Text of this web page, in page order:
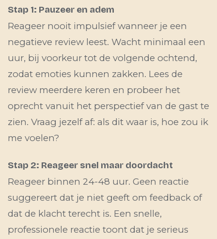
Stap 1: Pauzeer en adem
Reageer nooit impulsief wanneer je een
negatieve review leest. Wacht minimaal een
uur, bij voorkeur tot de volgende ochtend,
zodat emoties kunnen zakken. Lees de
review meerdere keren en probeer het
oprecht vanuit het perspectief van de gast te
zien. Vraag jezelf af: als dit waar is, hoe zou ik
me voelen?
Stap 2: Reageer snel maar doordacht
Reageer binnen 24-48 uur. Geen reactie
suggereert dat je niet geeft om feedback of
dat de klacht terecht is. Een snelle,
professionele reactie toont dat je serieus